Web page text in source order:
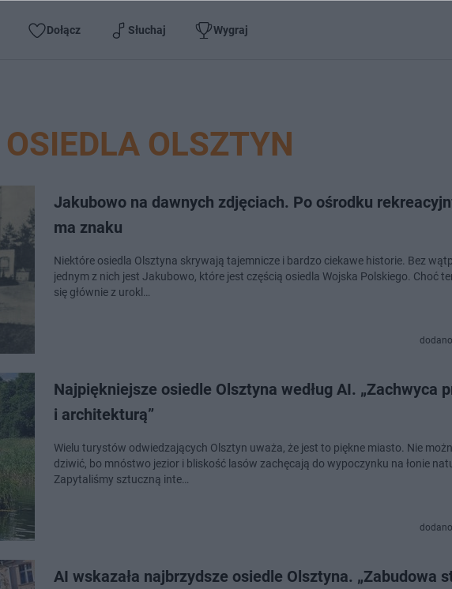
Dołącz Słuchaj Wygraj
OSIEDLA OLSZTYN
Jakubowo na dawnych zdjęciach. Po ośrodku
ma znaku
Niektóre osiedla Olsztyna skrywają tajemnicze i bardzo ciekawe historie. Bez
jednym z nich jest Jakubowo, które jest częścią osiedla Wojska Polskiego. Choć
się głównie z urokl…
Najpiękniejsze osiedle Olsztyna według AI. „Zachwyca
i architekturą”
Wielu turystów odwiedzających Olsztyn uważa, że jest to piękne miasto. Nie
dziwić, bo mnóstwo jezior i bliskość lasów zachęcają do wypoczynku na łonie
Zapytaliśmy sztuczną inte…
AI wskazała najbrzydsze osiedle Olsztyna. „Zabudowa